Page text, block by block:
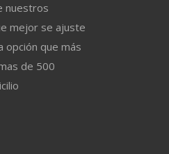
nuestros
mejor se ajuste
opción que más
de 500